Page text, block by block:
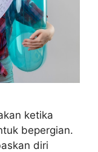
ketika
bepergian.
diri